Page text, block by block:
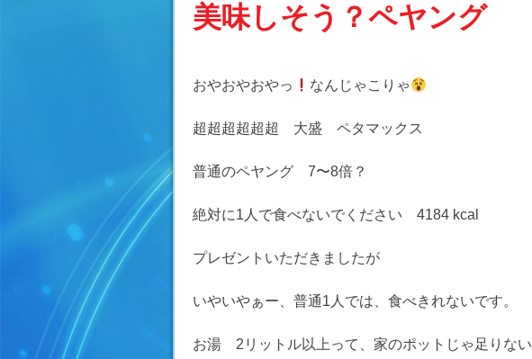
美味しそう？ペヤング
おやおやおやっ なんじゃこりゃ
超超超超超超 大盛 ペタマックス
普通のペヤング 7〜8倍？
絶対に1人で食べないでください 4184 kcal
プレゼントいただきましたが
いやいやぁー、普通1人では、食べきれないです。
お湯 2リットル以上って、家のポットじゃ足りない